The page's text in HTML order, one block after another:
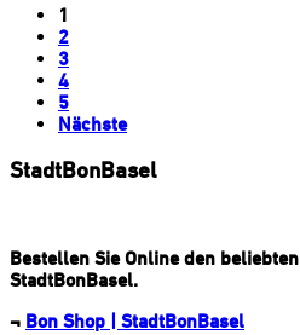
1
2
3
4
5
Nächste
StadtBonBasel
Bestellen Sie Online den beliebten
StadtBonBasel.
¬ Bon Shop | StadtBonBasel